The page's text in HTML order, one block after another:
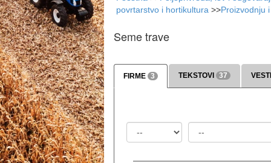
povrtarstvo i hortikultura >>Proizvodnju
Seme trave
FIRME 3 TEKSTOVI 37 VESTI